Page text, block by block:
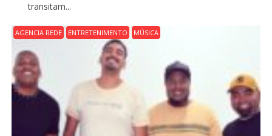
transitam...
AGENCIA REDE ENTRETENIMENTO MÚSICA